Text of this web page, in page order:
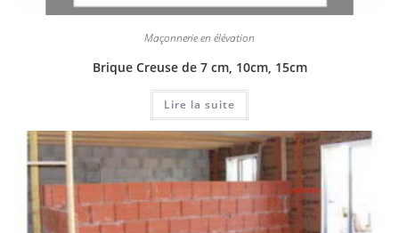
Maçonnerie en élévation
Brique Creuse de 7 cm, 10cm, 15cm
Lire la suite